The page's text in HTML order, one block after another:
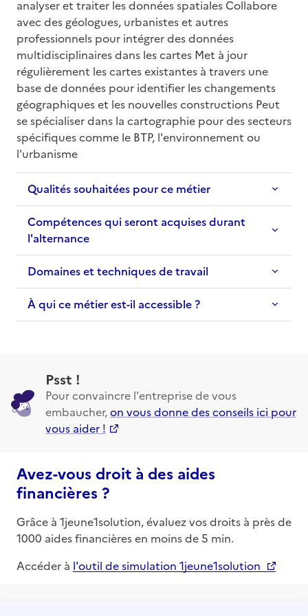
analyser et traiter les données spatiales Collabore
avec des géologues, urbanistes et autres
professionnels pour intégrer des données
multidisciplinaires dans les cartes Met à jour
régulièrement les cartes existantes à travers une
base de données pour identifier les changements
géographiques et les nouvelles constructions Peut
se spécialiser dans la cartographie pour des secteurs
spécifiques comme le BTP, l'environnement ou
l'urbanisme
Qualités souhaitées pour ce métier
Compétences qui seront acquises durant
l'alternance
Domaines et techniques de travail
À qui ce métier est-il accessible ?
Psst !
Pour convaincre l'entreprise de vous
embaucher,on vous donne des conseils ici pour
vous aider !
Avez-vous droit à des aides
financières ?
Grâce à 1jeune1solution, évaluez vos droits à près de
1000 aides financières en moins de 5 min.
Accéder à l'outil de simulation 1jeune1solution